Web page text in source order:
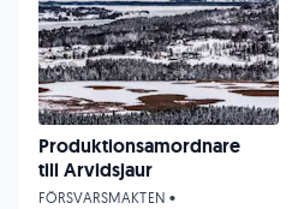
Produktionsamordnare
till Arvidsjaur
FÖRSVARSMAKTEN •